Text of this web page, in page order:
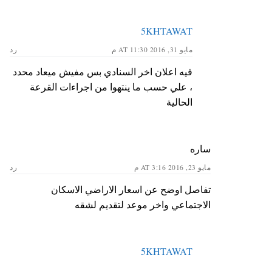
5KHTAWAT
مايو 31, 2016 AT 11:30 م رد
فيه اعلان اخر السنادي بس مفيش ميعاد محدد
، علي حسب ما ينتهوا من اجراءات القرعة
الحالية
ساره
مايو 23, 2016 AT 3:16 م رد
تفاصل اوضح عن اسعار الاراضي الاسكان
الاجتماعي واخر موعد لتقديم لشقه
5KHTAWAT